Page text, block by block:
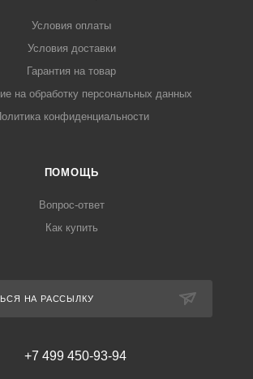
Условия оплаты
Условия доставки
Гарантия на товар
на обработку персональных данных
конфиденциальности
ПОМОЩЬ
Вопрос-ответ
Как купить
НА РАССЫЛКУ
+7 499 450-93-94